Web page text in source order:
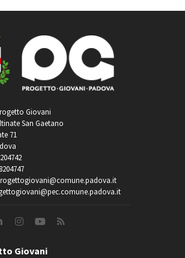
Giovani
San Gaetano
71
Giovani